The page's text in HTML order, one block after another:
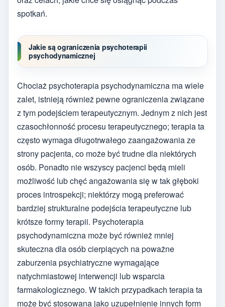
spotkań.
Jakie są ograniczenia psychoterapii
psychodynamicznej
Chociaż psychoterapia psychodynamiczna ma wiele
zalet, istnieją również pewne ograniczenia związane
z tym podejściem terapeutycznym. Jednym z nich jest
czasochłonność procesu terapeutycznego; terapia ta
często wymaga długotrwałego zaangażowania ze
strony pacjenta, co może być trudne dla niektórych
osób. Ponadto nie wszyscy pacjenci będą mieli
możliwość lub chęć angażowania się w tak głęboki
proces introspekcji; niektórzy mogą preferować
bardziej strukturalne podejścia terapeutyczne lub
krótsze formy terapii. Psychoterapia
psychodynamiczna może być również mniej
skuteczna dla osób cierpiących na poważne
zaburzenia psychiatryczne wymagające
natychmiastowej interwencji lub wsparcia
farmakologicznego. W takich przypadkach terapia ta
może być stosowana jako uzupełnienie innych form